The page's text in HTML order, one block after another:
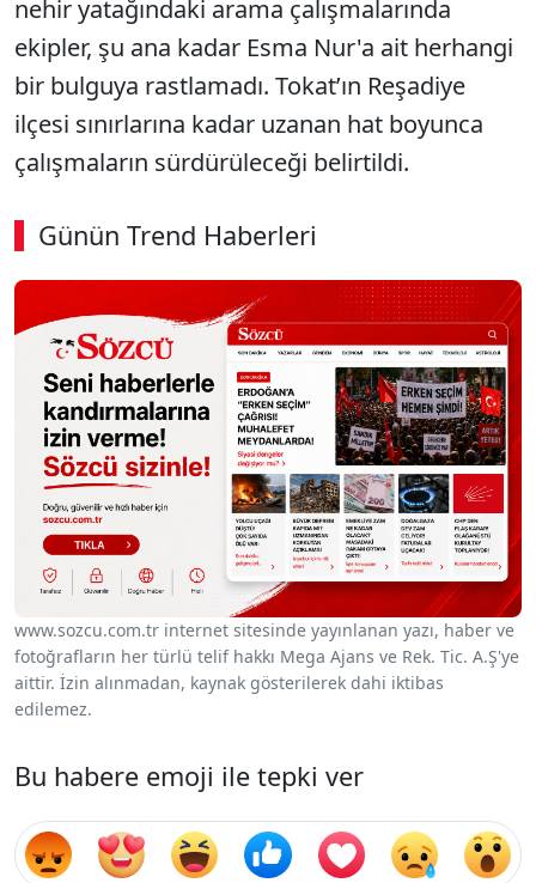
nehir yatağındaki arama çalışmalarında
ekipler, şu ana kadar Esma Nur'a ait herhangi
bir bulguya rastlamadı. Tokat’ın Reşadiye
ilçesi sınırlarına kadar uzanan hat boyunca
çalışmaların sürdürüleceği belirtildi.
Günün Trend Haberleri
www.sozcu.com.tr internet sitesinde yayınlanan yazı, haber ve
fotoğrafların her türlü telif hakkı Mega Ajans ve Rek. Tic. A.Ş'ye
aittir. İzin alınmadan, kaynak gösterilerek dahi iktibas
edilemez.
Bu habere emoji ile tepki ver